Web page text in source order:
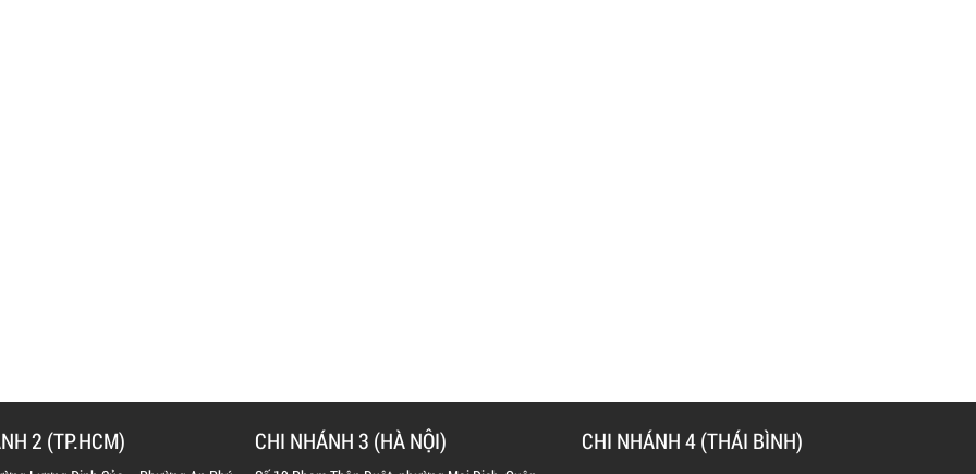
2 (TP.HCM) CHI NHÁNH 3 (HÀ NỘI) CHI NHÁNH 4 (THÁI BÌNH)